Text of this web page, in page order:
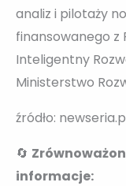
analiz i pilotaży
finansowanego
Inteligentny
Ministerstwo
źródło:
🔄
informacje: